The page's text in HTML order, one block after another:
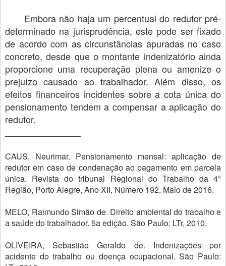
Embora não haja um percentual do redutor pré-
determinado na jurisprudência, este pode ser fixado
de acordo com as circunstâncias apuradas no caso
concreto, desde que o montante indenizatório ainda
proporcione uma recuperação plena ou amenize o
prejuízo causado ao trabalhador. Além disso, os
efeitos financeiros incidentes sobre a cota única do
pensionamento tendem a compensar a aplicação do
redutor.
CAUS, Neurimar. Pensionamento mensal: aplicação de
redutor em caso de condenação ao pagamento em parcela
única. Revista do tribunal Regional do Trabalho da 4ª
Região, Porto Alegre, Ano XII, Número 192, Maio de 2016.
MELO, Raimundo Simão de. Direito ambiental do trabalho e
a saúde do trabalhador. 5a edição. São Paulo: LTr, 2010.
OLIVEIRA, Sebastião Geraldo de. Indenizações por
acidente do trabalho ou doença ocupacional. São Paulo: